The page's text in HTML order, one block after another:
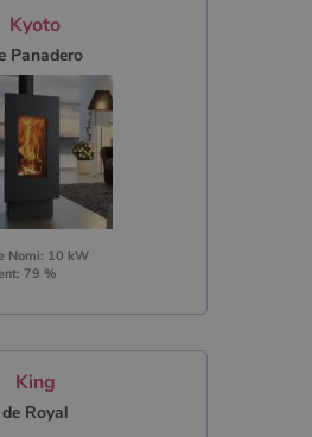
Kyoto
Panadero
Nomi: 10 kW
79 %
King
de Royal